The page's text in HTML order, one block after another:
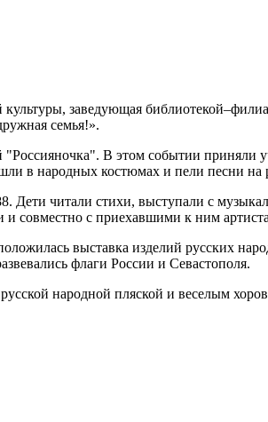
заведующая
семья!».
В этом событии приняли
в народных костюмах и пели песни на
Дети читали стихи, выступали с
и совместно с приехавшими к ним
выставка изделий русских
флаги России и Севастополя.
народной пляской и веселым